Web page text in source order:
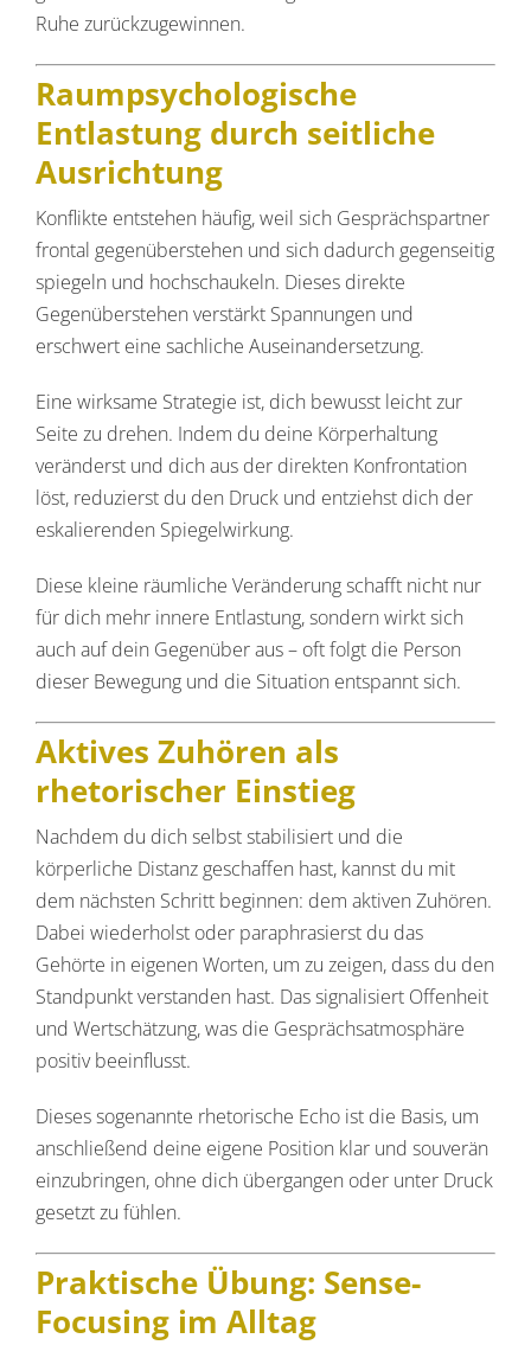
Ruhe zurückzugewinnen.
Raumpsychologische
Entlastung durch seitliche
Ausrichtung
Konflikte entstehen häufig, weil sich Gesprächspartner
frontal gegenüberstehen und sich dadurch gegenseitig
spiegeln und hochschaukeln. Dieses direkte
Gegenüberstehen verstärkt Spannungen und
erschwert eine sachliche Auseinandersetzung.
Eine wirksame Strategie ist, dich bewusst leicht zur
Seite zu drehen. Indem du deine Körperhaltung
veränderst und dich aus der direkten Konfrontation
löst, reduzierst du den Druck und entziehst dich der
eskalierenden Spiegelwirkung.
Diese kleine räumliche Veränderung schafft nicht nur
für dich mehr innere Entlastung, sondern wirkt sich
auch auf dein Gegenüber aus – oft folgt die Person
dieser Bewegung und die Situation entspannt sich.
Aktives Zuhören als
rhetorischer Einstieg
Nachdem du dich selbst stabilisiert und die
körperliche Distanz geschaffen hast, kannst du mit
dem nächsten Schritt beginnen: dem aktiven Zuhören.
Dabei wiederholst oder paraphrasierst du das
Gehörte in eigenen Worten, um zu zeigen, dass du den
Standpunkt verstanden hast. Das signalisiert Offenheit
und Wertschätzung, was die Gesprächsatmosphäre
positiv beeinflusst.
Dieses sogenannte rhetorische Echo ist die Basis, um
anschließend deine eigene Position klar und souverän
einzubringen, ohne dich übergangen oder unter Druck
gesetzt zu fühlen.
Praktische Übung: Sense-
Focusing im Alltag